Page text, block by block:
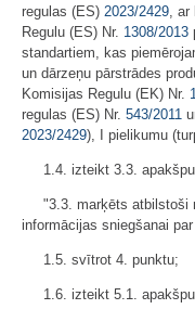
regulas (ES) 2023/2429 ,
Regulu (ES) Nr. 1308/2013
standartiem, kas
un dārzeņu pārstrādes
Komisijas Regulu (EK) Nr.
regulas (ES) Nr. 543/2011
2023/2429), I pielikumu
1.4. izteikt 3.3.
"3.3. marķēts atbilstoši
informācijas sniegšanai
1.5. svītrot 4. punktu;
1.6. izteikt 5.1.